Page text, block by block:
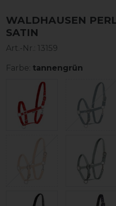
WALDHAUSEN
SATIN
Art.-Nr.: 13159
Farbe: tannengrün